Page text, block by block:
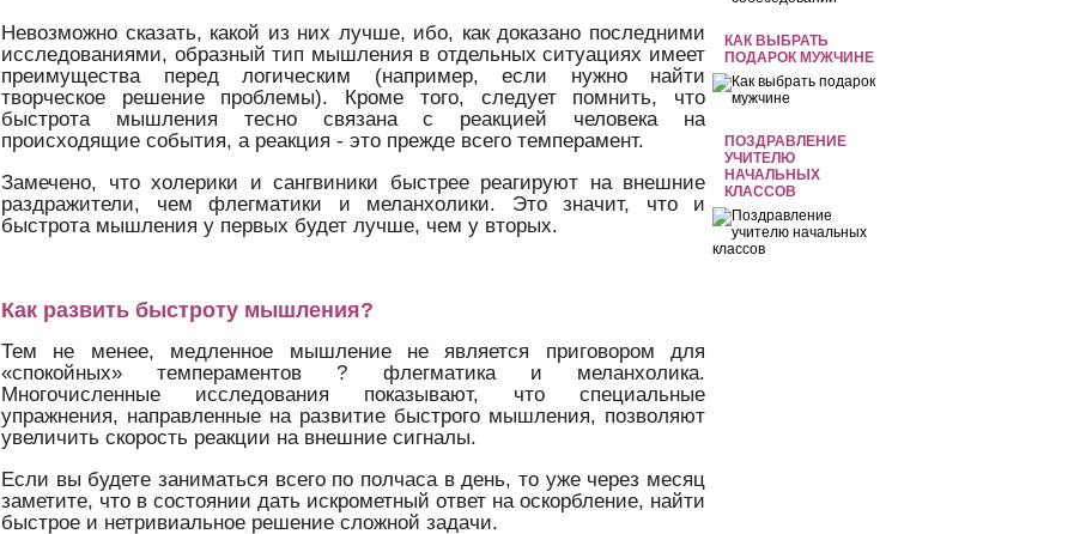
КАК ВЫБРАТЬ
ПОДАРОК МУЖЧИНЕ
ПОЗДРАВЛЕНИЕ
УЧИТЕЛЮ
НАЧАЛЬНЫХ
КЛАССОВ
Невозможно сказать, какой из них лучше, ибо, как доказано последними
исследованиями, образный тип мышления в отдельных ситуациях имеет
преимущества перед логическим (например, если нужно найти
творческое решение проблемы). Кроме того, следует помнить, что
быстрота мышления тесно связана с реакцией человека на
происходящие события, а реакция - это прежде всего темперамент.
Замечено, что холерики и сангвиники быстрее реагируют на внешние
раздражители, чем флегматики и меланхолики. Это значит, что и
быстрота мышления у первых будет лучше, чем у вторых.
Как развить быстроту мышления?
Тем не менее, медленное мышление не является приговором для
«спокойных» темпераментов ? флегматика и меланхолика.
Многочисленные исследования показывают, что специальные
упражнения, направленные на развитие быстрого мышления, позволяют
увеличить скорость реакции на внешние сигналы.
Если вы будете заниматься всего по полчаса в день, то уже через месяц
заметите, что в состоянии дать искрометный ответ на оскорбление, найти
быстрое и нетривиальное решение сложной задачи.